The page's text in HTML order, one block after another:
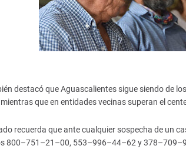
destacó que Aguascalientes sigue siendo de
que en entidades vecinas superan el
recuerda que ante cualquier sospecha de un
800–751–21–00, 553–996–44–62 y